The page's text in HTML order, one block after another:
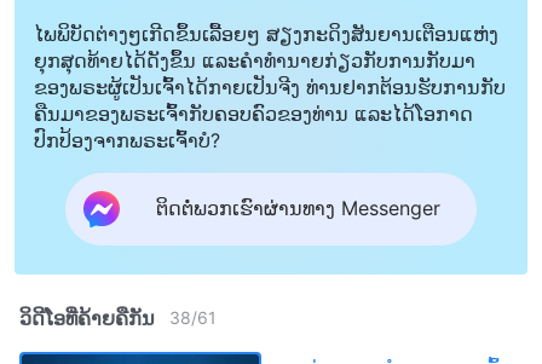
ໄພພິບັດຕ່າງໆເກີດຂຶ້ນເລື້ອຍໆ ສຽງກະດິງສັນຍານເຕືອນແຫ່ງ
ຍຸກສຸດທ້າຍໄດ້ດັງຂຶ້ນ ແລະຄໍາທໍານາຍກ່ຽວກັບການກັບມາ
ຂອງພຣະຜູ້ເປັນເຈົ້າໄດ້ກາຍເປັນຈີງ ທ່ານຢາກຕ້ອນຮັບການກັບ
ຄືນມາຂອງພຣະເຈົ້າກັບຄອບຄົວຂອງທ່ານ ແລະໄດ້ໂອກາດ
ປົກປ້ອງຈາກພຣະເຈົ້າບໍ?
ຕິດຕໍ່ພວກເຮົາຜ່ານທາງ Messenger
ວິດີໂອທີ່ຄ້າຍຄືກັນ 38/61